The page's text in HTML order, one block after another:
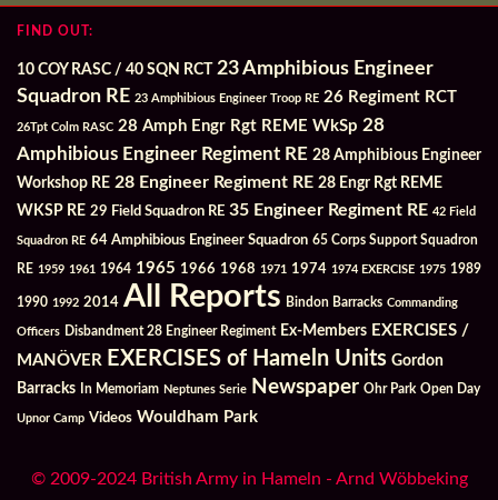
FIND OUT:
10 COY RASC / 40 SQN RCT
23 Amphibious Engineer
Squadron RE 23 Amphibious Engineer Troop RE 26 Regiment RCT
26Tpt Colm RASC 28 Amph Engr Rgt REME WkSp 28
Amphibious Engineer Regiment RE 28 Amphibious Engineer
Workshop RE 28 Engineer Regiment RE 28 Engr Rgt REME
WKSP RE 29 Field Squadron RE 35 Engineer Regiment RE 42 Field
Squadron RE 64 Amphibious Engineer Squadron 65 Corps Support Squadron
RE 1959 1961 1964 1965 1966 1968 1971 1974 1974 EXERCISE 1975 1989
1990 1992 2014 All Reports Bindon Barracks Commanding
Officers Disbandment 28 Engineer Regiment Ex-Members EXERCISES /
MANÖVER EXERCISES of Hameln Units Gordon
Barracks
In Memoriam Neptunes Serie Newspaper Ohr Park Open Day
Upnor Camp Videos Wouldham Park
© 2009-2024 British Army in Hameln - Arnd Wöbbeking